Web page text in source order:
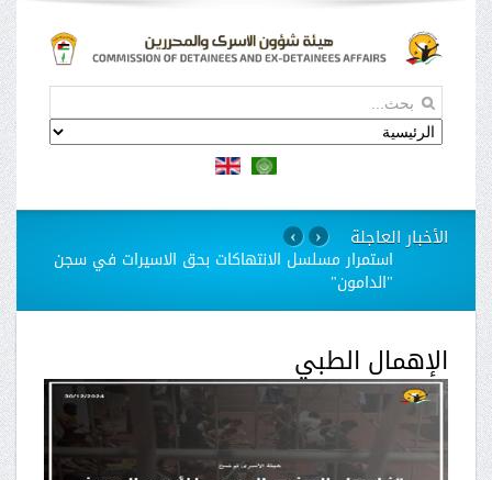
الأخبار العاجلة
استمرار مسلسل الانتهاكات بحق الاسيرات في سجن
"الدامون"
› ‹
الإهمال الطبي